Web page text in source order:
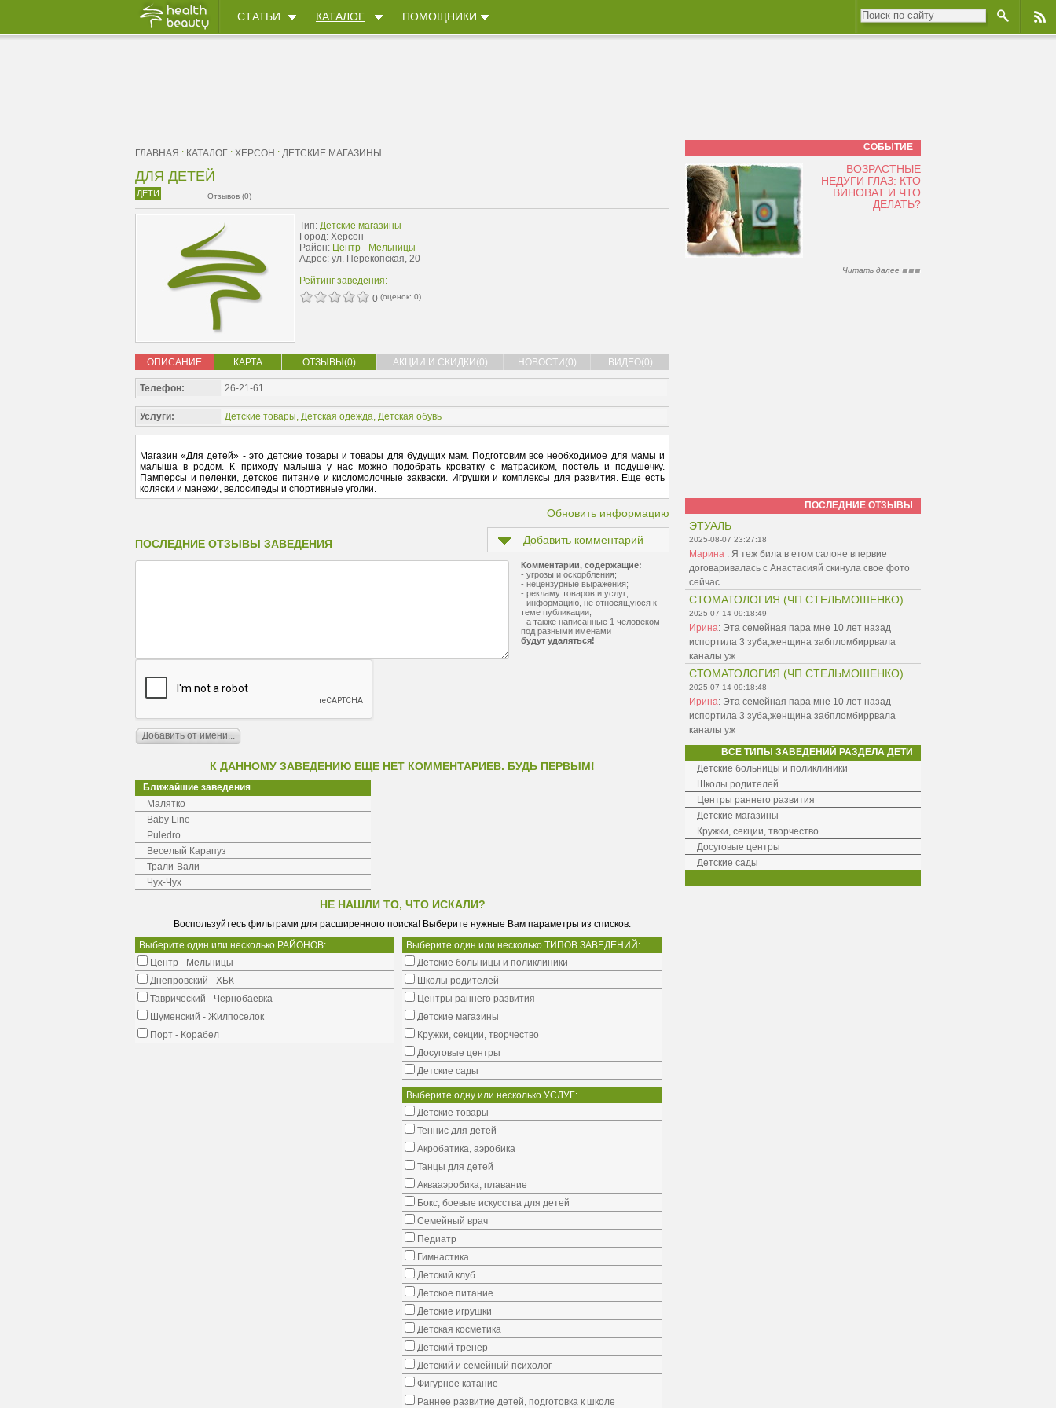
СТАТЬИ КАТАЛОГ ПОМОЩНИКИ
ГЛАВНАЯ : КАТАЛОГ : ХЕРСОН : ДЕТСКИЕ МАГАЗИНЫ
ДЛЯ ДЕТЕЙ
ДЕТИ Отзывов (0)
Тип: Детские магазины
Город: Херсон
Район: Центр - Мельницы
Адрес: ул. Перекопская, 20
Рейтинг заведения:
0 (оценок: 0)
ОПИСАНИЕ КАРТА ОТЗЫВЫ(0) АКЦИИ И СКИДКИ(0) НОВОСТИ(0) ВИДЕО(0)
Телефон: 26-21-61
Услуги: Детские товары, Детская одежда, Детская обувь
Магазин «Для детей» - это детские товары и товары для будущих мам. Подготовим все необходимое для мамы и
малыша в родом. К приходу малыша у нас можно подобрать кроватку с матрасиком, постель и подушечку.
Памперсы и пеленки, детское питание и кисломолочные закваски. Игрушки и комплексы для развития. Еще есть
коляски и манежи, велосипеды и спортивные уголки.
Обновить информацию
ПОСЛЕДНИЕ ОТЗЫВЫ ЗАВЕДЕНИЯ Добавить комментарий
Комментарии, содержащие:
- угрозы и оскорбления;
- нецензурные выражения;
- рекламу товаров и услуг;
- информацию, не относящуюся к
теме публикации;
- а также написанные 1 человеком
под разными именами
будут удаляться!
К ДАННОМУ ЗАВЕДЕНИЮ ЕЩЕ НЕТ КОММЕНТАРИЕВ. БУДЬ ПЕРВЫМ!
Ближайшие заведения
Малятко
Baby Line
Puledro
Веселый Карапуз
Трали-Вали
Чух-Чух
НЕ НАШЛИ ТО, ЧТО ИСКАЛИ?
Воспользуйтесь фильтрами для расширенного поиска! Выберите нужные Вам параметры из списков:
Выберите один или несколько РАЙОНОВ:
Центр - Мельницы
Днепровский - ХБК
Таврический - Чернобаевка
Шуменский - Жилпоселок
Порт - Корабел
Выберите один или несколько ТИПОВ ЗАВЕДЕНИЙ:
Детские больницы и поликлиники
Школы родителей
Центры раннего развития
Детские магазины
Кружки, секции, творчество
Досуговые центры
Детские сады
Выберите одну или несколько УСЛУГ:
Детские товары
Теннис для детей
Акробатика, аэробика
Танцы для детей
Аквааэробика, плавание
Бокс, боевые искусства для детей
Семейный врач
Педиатр
Гимнастика
Детский клуб
Детское питание
Детские игрушки
Детская косметика
Детский тренер
Детский и семейный психолог
Фигурное катание
Раннее развитие детей, подготовка к школе
СОБЫТИЕ
ВОЗРАСТНЫЕ
НЕДУГИ ГЛАЗ: КТО
ВИНОВАТ И ЧТО
ДЕЛАТЬ?
Читать далее
ПОСЛЕДНИЕ ОТЗЫВЫ
ЭТУАЛЬ
2025-08-07 23:27:18
Марина : Я теж била в етом салоне впервие
договаривалась с Анастасияй скинула свое фото
сейчас
СТОМАТОЛОГИЯ (ЧП СТЕЛЬМОШЕНКО)
2025-07-14 09:18:49
Ирина: Эта семейная пара мне 10 лет назад
испортила 3 зуба,женщина забпломбиррвала
каналы уж
СТОМАТОЛОГИЯ (ЧП СТЕЛЬМОШЕНКО)
2025-07-14 09:18:48
Ирина: Эта семейная пара мне 10 лет назад
испортила 3 зуба,женщина забпломбиррвала
каналы уж
ВСЕ ТИПЫ ЗАВЕДЕНИЙ РАЗДЕЛА ДЕТИ
Детские больницы и поликлиники
Школы родителей
Центры раннего развития
Детские магазины
Кружки, секции, творчество
Досуговые центры
Детские сады